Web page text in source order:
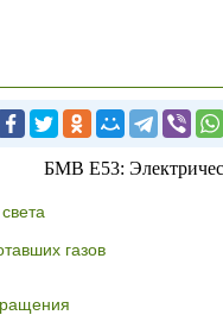
БМВ E53:
газов